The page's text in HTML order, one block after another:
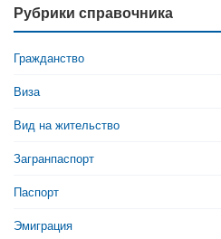
Рубрики справочника
Гражданство
Виза
Вид на жительство
Загранпаспорт
Паспорт
Эмиграция